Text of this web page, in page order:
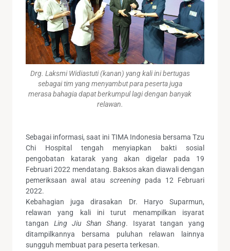
Drg. Laksmi Widiastuti (kanan) yang kali ini bertugas
sebagai tim yang menyambut para peserta juga
merasa bahagia dapat berkumpul lagi dengan banyak
relawan.
Sebagai informasi, saat ini TIMA Indonesia bersama Tzu
Chi Hospital tengah menyiapkan bakti sosial
pengobatan katarak yang akan digelar pada 19
Februari 2022 mendatang. Baksos akan diawali dengan
pemeriksaan awal atau screeningpada 12 Februari
2022.
Kebahagian juga dirasakan Dr. Haryo Suparmun,
relawan yang kali ini turut menampilkan isyarat
tangan Ling Jiu Shan Shang. Isyarat tangan yang
ditampilkannya bersama puluhan relawan lainnya
sungguh membuat para peserta terkesan.